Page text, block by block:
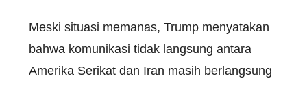
Meski situasi memanas, Trump menyatakan
bahwa komunikasi tidak langsung antara
Amerika Serikat dan Iran masih berlangsung